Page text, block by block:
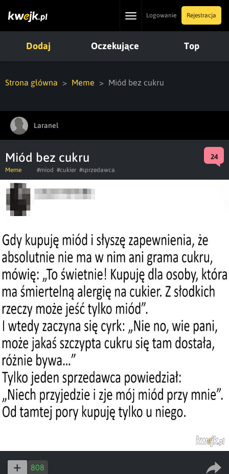
ToggleLogowanie Rejestracja
Dodaj Oczekujące Top
Strona główna Meme Miód bez cukru
Laranel
Miód bez cukru 24
Meme #miod #cukier #sprzedawca
808